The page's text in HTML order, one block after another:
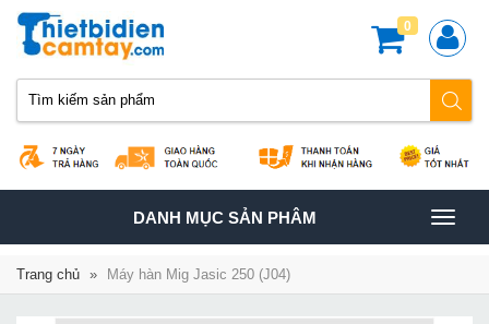
0
TOGGLE
NAVIGATION
DANH MỤC SẢN PHÂM
Trang chủ » Máy hàn Mig Jasic 250 (J04)